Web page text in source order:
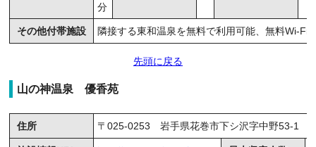
分
その他付帯施設 隣接する東和温泉を無料で利用可能、無料Wi-Fi
先頭に戻る
山の神温泉 優香苑
住所 〒025-0253 岩手県花巻市下シ沢字中野53-1